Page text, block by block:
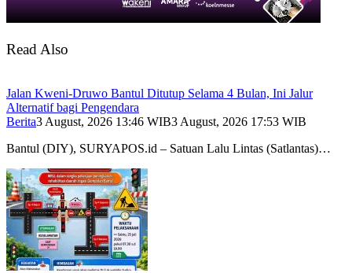
Read Also
Jalan Kweni-Druwo Bantul Ditutup Selama 4 Bulan, Ini Jalur
Alternatif bagi Pengendara
Berita3 August, 2026 13:46 WIB3 August, 2026 17:53 WIB
Bantul (DIY), SURYAPOS.id – Satuan Lalu Lintas (Satlantas)…